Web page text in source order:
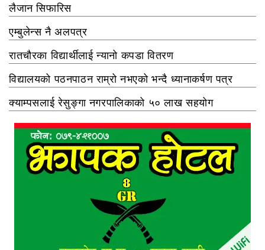
लैजान सिफारिस
एम्बुलेन्स नै अलपत्र
रातचौरका विद्यार्थीलाई न्यानो कपडा वितरण
विद्यालयको पठनपाठन राम्रो नभएको भन्दै ध्यानाकर्षण पत्र
क्याम्पसलाई रेसुङ्गा नगरपालिकाको ५० लाख सहयोग